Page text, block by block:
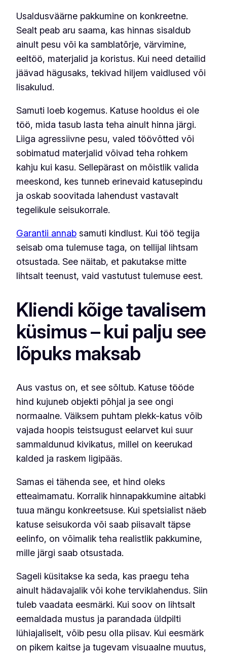
Usaldusväärne pakkumine on konkreetne.
Sealt peab aru saama, kas hinnas sisaldub
ainult pesu või ka samblatõrje, värvimine,
eeltöö, materjalid ja koristus. Kui need detailid
jäävad hägusaks, tekivad hiljem vaidlused või
lisakulud.
Samuti loeb kogemus. Katuse hooldus ei ole
töö, mida tasub lasta teha ainult hinna järgi.
Liiga agressiivne pesu, valed töövõtted või
sobimatud materjalid võivad teha rohkem
kahju kui kasu. Sellepärast on mõistlik valida
meeskond, kes tunneb erinevaid katusepindu
ja oskab soovitada lahendust vastavalt
tegelikule seisukorrale.
Garantii annab samuti kindlust. Kui töö tegija
seisab oma tulemuse taga, on tellijal lihtsam
otsustada. See näitab, et pakutakse mitte
lihtsalt teenust, vaid vastutust tulemuse eest.
Kliendi kõige tavalisem
küsimus – kui palju see
lõpuks maksab
Aus vastus on, et see sõltub. Katuse tööde
hind kujuneb objekti põhjal ja see ongi
normaalne. Väiksem puhtam plekk-katus võib
vajada hoopis teistsugust eelarvet kui suur
sammaldunud kivikatus, millel on keerukad
kalded ja raskem ligipääs.
Samas ei tähenda see, et hind oleks
etteaimamatu. Korralik hinnapakkumine aitabki
tuua mängu konkreetsuse. Kui spetsialist näeb
katuse seisukorda või saab piisavalt täpse
eelinfo, on võimalik teha realistlik pakkumine,
mille järgi saab otsustada.
Sageli küsitakse ka seda, kas praegu teha
ainult hädavajalik või kohe terviklahendus. Siin
tuleb vaadata eesmärki. Kui soov on lihtsalt
eemaldada mustus ja parandada üldpilti
lühiajaliselt, võib pesu olla piisav. Kui eesmärk
on pikem kaitse ja tugevam visuaalne muutus,